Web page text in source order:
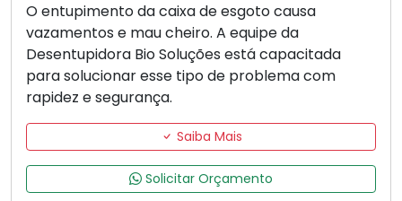
O entupimento da caixa de esgoto causa
vazamentos e mau cheiro. A equipe da
Desentupidora Bio Soluções está capacitada
para solucionar esse tipo de problema com
rapidez e segurança.
Saiba Mais
Solicitar Orçamento